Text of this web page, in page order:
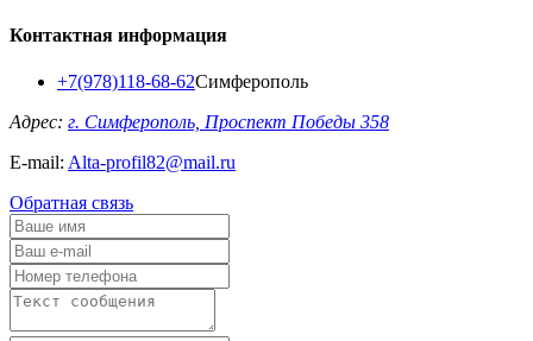
Контактная информация
+7(978)118-68-62Симферополь
Адрес: г. Симферополь, Проспект Победы 358
E-mail: Alta-profil82@mail.ru
Обратная связь